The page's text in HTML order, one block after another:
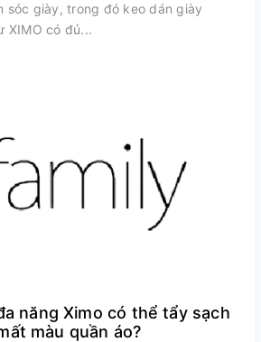
sóc giày, trong đó keo dán giày
XIMO có đủ...
năng Ximo có thể tẩy sạch
màu quần áo?